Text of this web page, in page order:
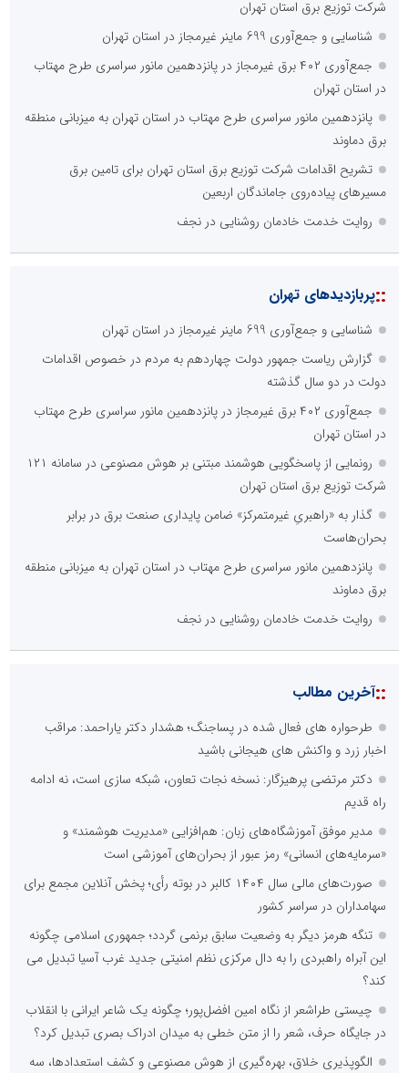
شرکت توزیع برق استان تهران
شناسایی و جمع‌آوری 699 ماینر غیرمجاز در استان تهران
جمع‌آوری ۴۰۲ برق غیرمجاز در پانزدهمین مانور سراسری طرح مهتاب
در استان تهران
پانزدهمین مانور سراسری طرح مهتاب در استان تهران به میزبانی منطقه
برق دماوند
تشریح اقدامات شرکت توزیع برق استان تهران برای تامین برق
مسیرهای پیاده‌روی جاماندگان اربعین
روایت خدمت خادمان روشنایی در نجف
::پربازدیدهای تهران
شناسایی و جمع‌آوری 699 ماینر غیرمجاز در استان تهران
گزارش ریاست جمهور دولت چهاردهم به مردم در خصوص اقدامات
دولت در دو سال گذشته
جمع‌آوری ۴۰۲ برق غیرمجاز در پانزدهمین مانور سراسری طرح مهتاب
در استان تهران
رونمایی از پاسخگویی هوشمند مبتنی بر هوش مصنوعی در سامانه ۱۲۱
شرکت توزیع برق استان تهران
گذار به «راهبریِ غیرمتمرکز» ضامن پایداری صنعت برق در برابر
بحران‌هاست
پانزدهمین مانور سراسری طرح مهتاب در استان تهران به میزبانی منطقه
برق دماوند
روایت خدمت خادمان روشنایی در نجف
::آخرین مطالب
طرحواره های فعال شده در پساجنگ؛ هشدار دکتر یاراحمد: مراقب
اخبار زرد و واکنش های هیجانی باشید
دکتر مرتضی پرهیزگار: نسخه نجات تعاون، شبکه سازی است، نه ادامه
راه قدیم
مدیر موفق آموزشگاه‌های زبان: هم‌افزایی «مدیریت هوشمند» و
«سرمایه‌های انسانی» رمز عبور از بحران‌های آموزشی است
صورت‌های مالی سال ۱۴۰۴ کالبر در بوته رأی؛ پخش آنلاین مجمع برای
سهامداران در سراسر کشور
تنگه هرمز دیگر به وضعیت سابق برنمی گردد؛ جمهوری اسلامی چگونه
این آبراه راهبردی را به دال مرکزی نظم امنیتی جدید غرب آسیا تبدیل می
کند؟
چیستی طراشعر از نگاه امین افضل‌پور؛ چگونه یک شاعر ایرانی با انقلاب
در جایگاه حرف، شعر را از متن خطی به میدان ادراک بصری تبدیل کرد؟
الگوپذیری خلاق، بهره‌گیری از هوش مصنوعی و کشف استعدادها، سه